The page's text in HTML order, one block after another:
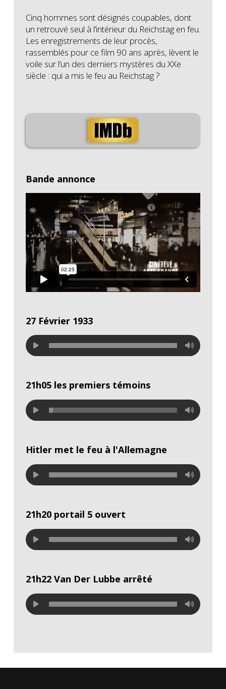
Cinq hommes sont désignés coupables, dont
un retrouvé seul à l’intérieur du Reichstag en feu.
Les enregistrements de leur procès,
rassemblés pour ce film 90 ans après, lèvent le
voile sur l’un des derniers mystères du XXe
siècle : qui a mis le feu au Reichstag ?
Bande annonce
27 Février 1933
21h05 les premiers témoins
Hitler met le feu à l'Allemagne
21h20 portail 5 ouvert
21h22 Van Der Lubbe arrêté